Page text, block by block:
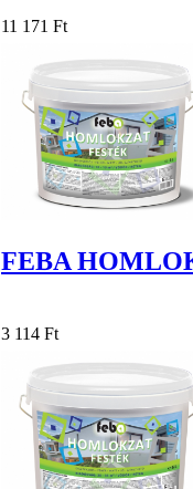
11 171 Ft
FEBA
3 114 Ft